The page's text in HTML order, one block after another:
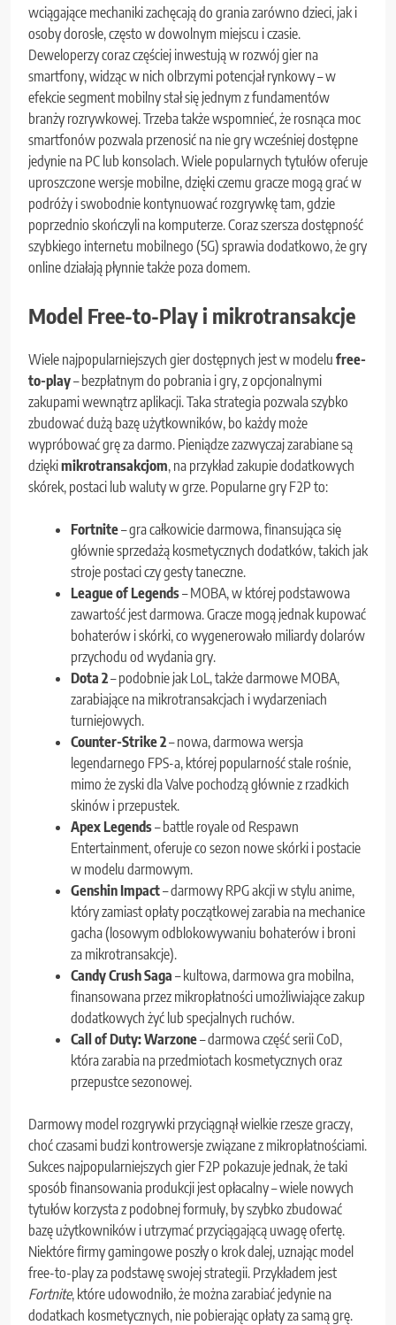
wciągające mechaniki zachęcają do grania zarówno dzieci, jak i
osoby dorosłe, często w dowolnym miejscu i czasie.
Deweloperzy coraz częściej inwestują w rozwój gier na
smartfony, widząc w nich olbrzymi potencjał rynkowy – w
efekcie segment mobilny stał się jednym z fundamentów
branży rozrywkowej. Trzeba także wspomnieć, że rosnąca moc
smartfonów pozwala przenosić na nie gry wcześniej dostępne
jedynie na PC lub konsolach. Wiele popularnych tytułów oferuje
uproszczone wersje mobilne, dzięki czemu gracze mogą grać w
podróży i swobodnie kontynuować rozgrywkę tam, gdzie
poprzednio skończyli na komputerze. Coraz szersza dostępność
szybkiego internetu mobilnego (5G) sprawia dodatkowo, że gry
online działają płynnie także poza domem.
Model Free-to-Play i mikrotransakcje
Wiele najpopularniejszych gier dostępnych jest w modelu free-
to-play– bezpłatnym do pobrania i gry, z opcjonalnymi
zakupami wewnątrz aplikacji. Taka strategia pozwala szybko
zbudować dużą bazę użytkowników, bo każdy może
wypróbować grę za darmo. Pieniądze zazwyczaj zarabiane są
dziękimikrotransakcjom, na przykład zakupie dodatkowych
skórek, postaci lub waluty w grze. Popularne gry F2P to:
Fortnite– gra całkowicie darmowa, finansująca się
głównie sprzedażą kosmetycznych dodatków, takich jak
stroje postaci czy gesty taneczne.
League of Legends– MOBA, w której podstawowa
zawartość jest darmowa. Gracze mogą jednak kupować
bohaterów i skórki, co wygenerowało miliardy dolarów
przychodu od wydania gry.
Dota 2– podobnie jak LoL, także darmowe MOBA,
zarabiające na mikrotransakcjach i wydarzeniach
turniejowych.
Counter-Strike 2– nowa, darmowa wersja
legendarnego FPS-a, której popularność stale rośnie,
mimo że zyski dla Valve pochodzą głównie z rzadkich
skinów i przepustek.
Apex Legends– battle royale od Respawn
Entertainment, oferuje co sezon nowe skórki i postacie
w modelu darmowym.
Genshin Impact– darmowy RPG akcji w stylu anime,
który zamiast opłaty początkowej zarabia na mechanice
gacha (losowym odblokowywaniu bohaterów i broni
za mikrotransakcje).
Candy Crush Saga – kultowa, darmowa gra mobilna,
finansowana przez mikropłatności umożliwiające zakup
dodatkowych żyć lub specjalnych ruchów.
Call of Duty: Warzone– darmowa część serii CoD,
która zarabia na przedmiotach kosmetycznych oraz
przepustce sezonowej.
Darmowy model rozgrywki przyciągnął wielkie rzesze graczy,
choć czasami budzi kontrowersje związane z mikropłatnościami.
Sukces najpopularniejszych gier F2P pokazuje jednak, że taki
sposób finansowania produkcji jest opłacalny – wiele nowych
tytułów korzysta z podobnej formuły, by szybko zbudować
bazę użytkowników i utrzymać przyciągającą uwagę ofertę.
Niektóre firmy gamingowe poszły o krok dalej, uznając model
free-to-play za podstawę swojej strategii. Przykładem jest
Fortnite, które udowodniło, że można zarabiać jedynie na
dodatkach kosmetycznych, nie pobierając opłaty za samą grę.